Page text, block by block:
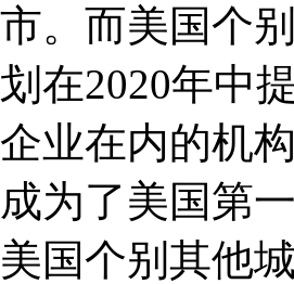
市。而美国个
划在2020年中
企业在内的机
成为了美国第
美国个别其他